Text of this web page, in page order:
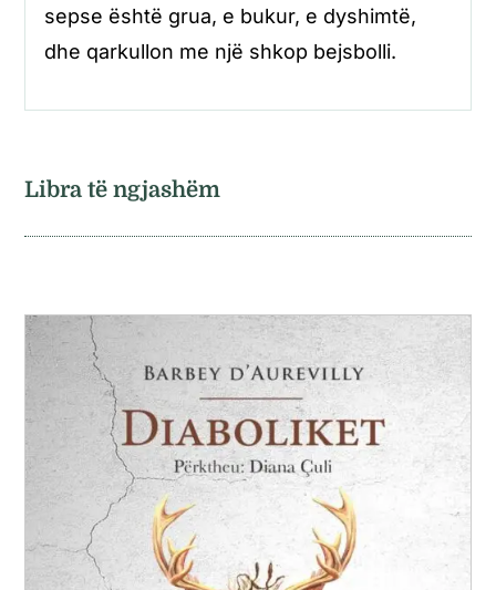
sepse është grua, e bukur, e dyshimtë,
dhe qarkullon me një shkop bejsbolli.
Libra të ngjashëm